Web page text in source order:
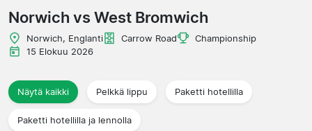
Joukkueet
Liigat
Matkatoimistoja
Norwich vs West Bromwich
Norwich, Englanti Carrow Road
Championship
15 Elokuu 2026
Näytä kaikki Pelkkä lippu Paketti hotellilla
Paketti hotellilla ja lennolla